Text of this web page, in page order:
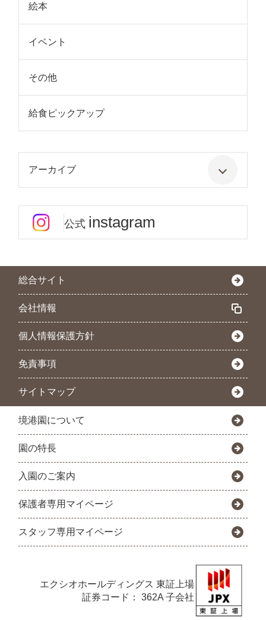
絵本
イベント
その他
給食ピックアップ
アーカイブ
公式 instagram
総合サイト
会社情報
個人情報保護方針
免責事項
サイトマップ
境港園について
園の特長
入園のご案内
保護者専用マイページ
スタッフ専用マイページ
エクシオホールディングス 東証上場
証券コード： 362A 子会社